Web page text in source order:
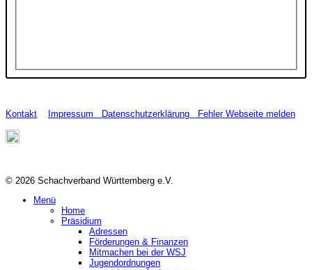
Kontakt Impressum Datenschutzerklärung Fehler Webseite melden
© 2026 Schachverband Württemberg e.V.
Menü
Home
Präsidium
Adressen
Förderungen & Finanzen
Mitmachen bei der WSJ
Jugendordnungen